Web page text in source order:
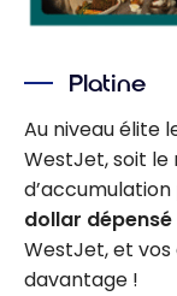
Platine
Au niveau élite
WestJet, soit le
d’accumulation
dollar dépensé
WestJet, et
davantage !